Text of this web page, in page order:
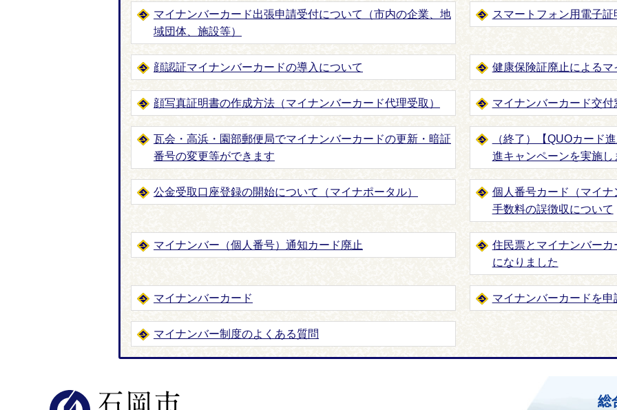
マイナンバーカード出張申請受付について（市内の企業、地
域団体、施設等）
スマートフォン用電子
顔認証マイナンバーカードの導入について 健康保険証廃止による
顔写真証明書の作成方法（マイナンバーカード代理受取） マイナンバーカード交
瓦会・高浜・園部郵便局でマイナンバーカードの更新・暗証
番号の変更等ができます
（終了）【QUOカード
進キャンペーンを実施し
公金受取口座登録の開始について（マイナポータル）
個人番号カード（マイ
手数料の誤徴収について
マイナンバー（個人番号）通知カード廃止
住民票とマイナンバー
になりました
マイナンバーカード マイナンバーカードを申
マイナンバー制度のよくある質問
総